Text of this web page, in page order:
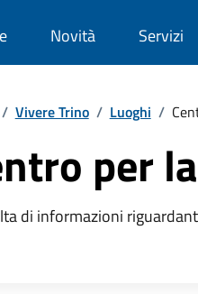
Novità Servizi
/ Vivere Trino / Luoghi /
per
di informazioni